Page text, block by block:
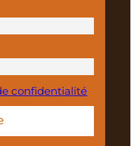
confidentialité